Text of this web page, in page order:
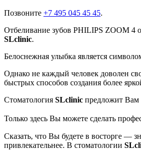
Позвоните +7 495 045 45 45.
Отбеливание зубов PHILIPS ZOOM 4
SLclinic.
Белоснежная улыбка является
Однако не каждый человек доволен
быстрых способов создания более
Стоматология SLclinic предложит Вам
Только здесь Вы можете сделать
Сказать, что Вы будете в восторге —
привлекательнее. В стоматологии